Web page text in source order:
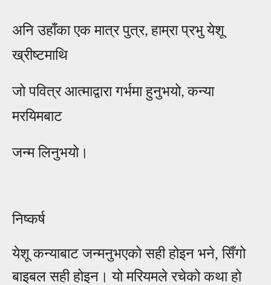
अनि उहाँका एक मात्र पुत्र,हाम्रा प्रभु येशू
ख्रीष्टमाथि
जो पवित्र आत्माद्वारा गर्भमा हुनुभयो,कन्या
मरयिमबाट
जन्म लिनुभयो।
निष्कर्ष
येशूकन्याबाट जन्मनुभएको सही होइन भने, सिँगो
बाइबल सही होइन । यो मरियमले रचेको कथा हो